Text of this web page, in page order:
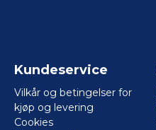
Kundeservice
Vilkår og betingelser for
kjøp og levering
Cookies